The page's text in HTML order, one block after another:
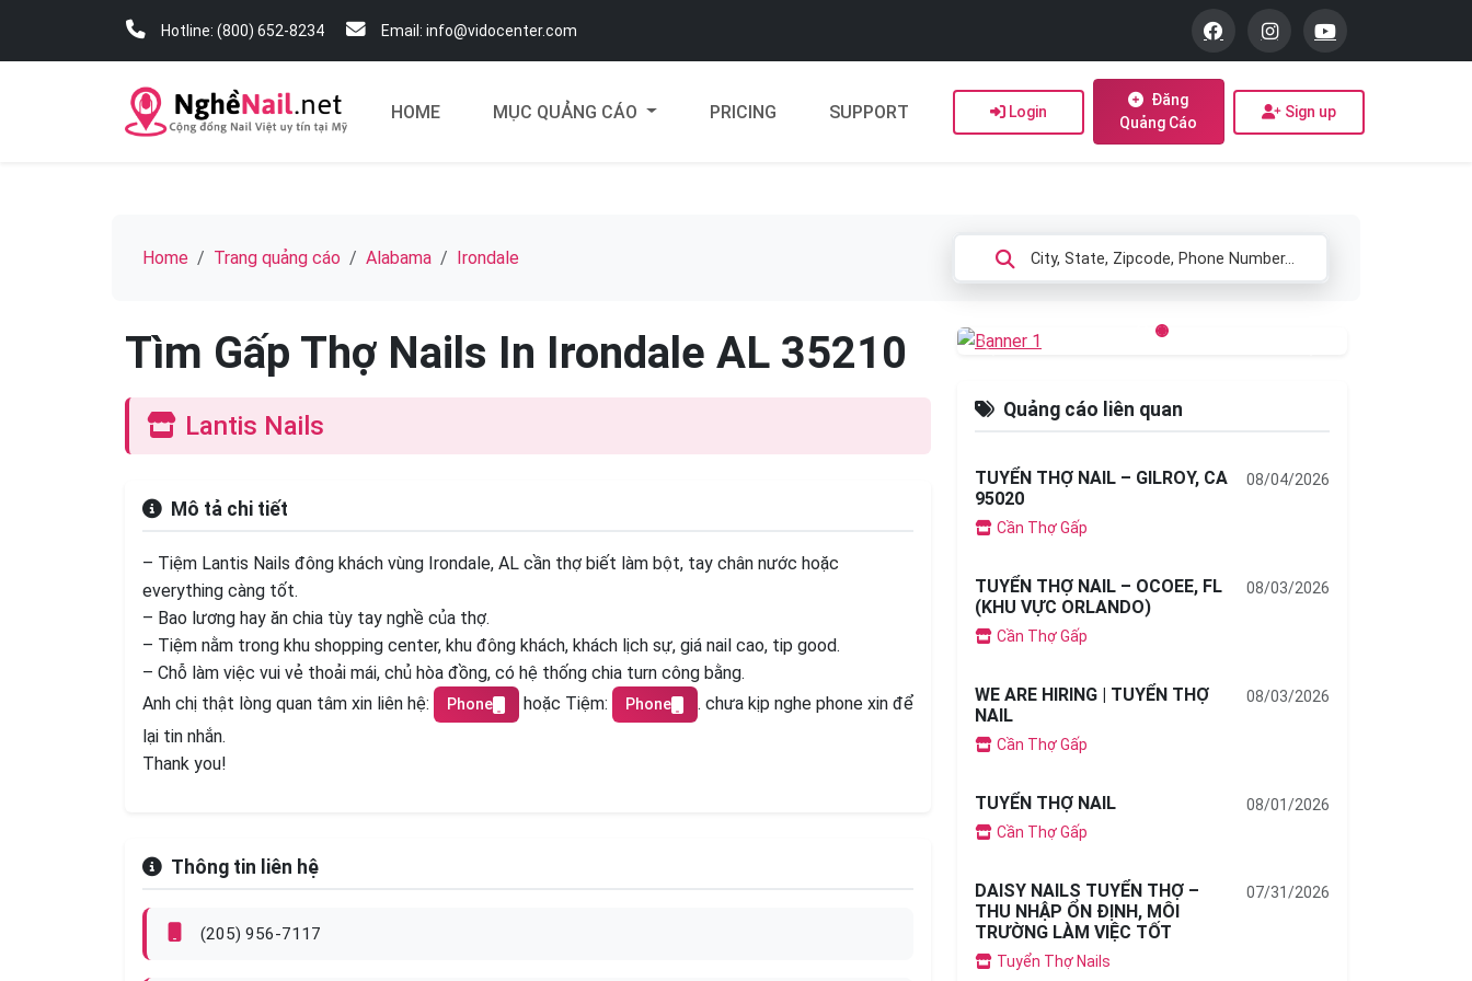
Hotline: (800) 652-8234 Email: info@vidocenter.com
HOME MỤC QUẢNG CÁO PRICING SUPPORT Login
Đăng
Quảng Cáo
Sign up
Home Trang quảng cáo Alabama Irondale
Tìm Gấp Thợ Nails In Irondale AL 35210
Lantis Nails
Mô tả chi tiết
– Tiệm Lantis Nails đông khách vùng Irondale, AL cần thợ biết làm bột, tay chân nước hoặc
everything càng tốt.
– Bao lương hay ăn chia tùy tay nghề của thợ.
– Tiệm nằm trong khu shopping center, khu đông khách, khách lịch sự, giá nail cao, tip good.
– Chỗ làm việc vui vẻ thoải mái, chủ hòa đồng, có hệ thống chia turn công bằng.
Anh chị thật lòng quan tâm xin liên hệ:
Phone hoặc Tiệm: Phone
. chưa kịp nghe phone xin để
lại tin nhắn.
Thank you!
Thông tin liên hệ
(205) 956-7117
Previous
Quảng cáo liên quan
TUYỂN THỢ NAIL – GILROY, CA
95020
Cần Thợ Gấp
08/04/2026
TUYỂN THỢ NAIL – OCOEE, FL
(KHU VỰC ORLANDO)
Cần Thợ Gấp
08/03/2026
WE ARE HIRING | TUYỂN THỢ
NAIL
Cần Thợ Gấp
08/03/2026
TUYỂN THỢ NAIL
Cần Thợ Gấp
08/01/2026
DAISY NAILS TUYỂN THỢ –
THU NHẬP ỔN ĐỊNH, MÔI
TRƯỜNG LÀM VIỆC TỐT
Tuyển Thợ Nails
07/31/2026